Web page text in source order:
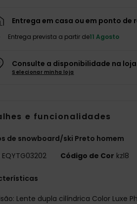
Entrega em casa ou em ponto de
Entrega prevista a partir de11 Agosto
Consulte a disponibilidade na loja
Selecionar minha loja
e funcionalidades
de snowboard/ski Preto homem
EQYTG03202 Código de Cor kzl8
Lente dupla cilíndrica Color Luxe